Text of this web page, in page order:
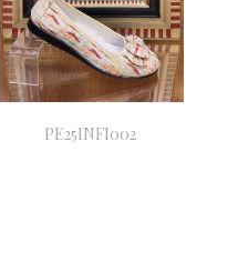
PE25INFI002